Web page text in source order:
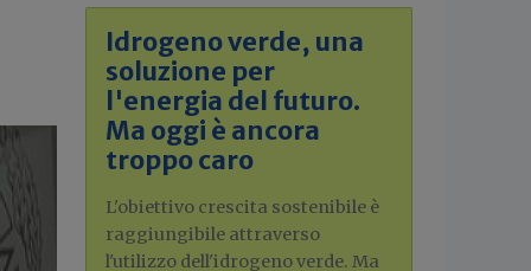
Idrogeno verde, una
soluzione per
l'energia del futuro.
Ma oggi è ancora
troppo caro
L'obiettivo crescita sostenibile è
raggiungibile attraverso
l'utilizzo dell'idrogeno verde. Ma